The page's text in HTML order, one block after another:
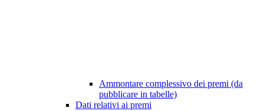
Ammontare complessivo dei premi (da
pubblicare in tabelle)
Dati relativi ai premi